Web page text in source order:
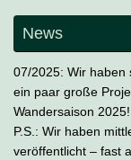
News
07/2025: Wir haben
ein paar große
Wandersaison 2025!
P.S.: Wir haben
veröffentlicht – fast